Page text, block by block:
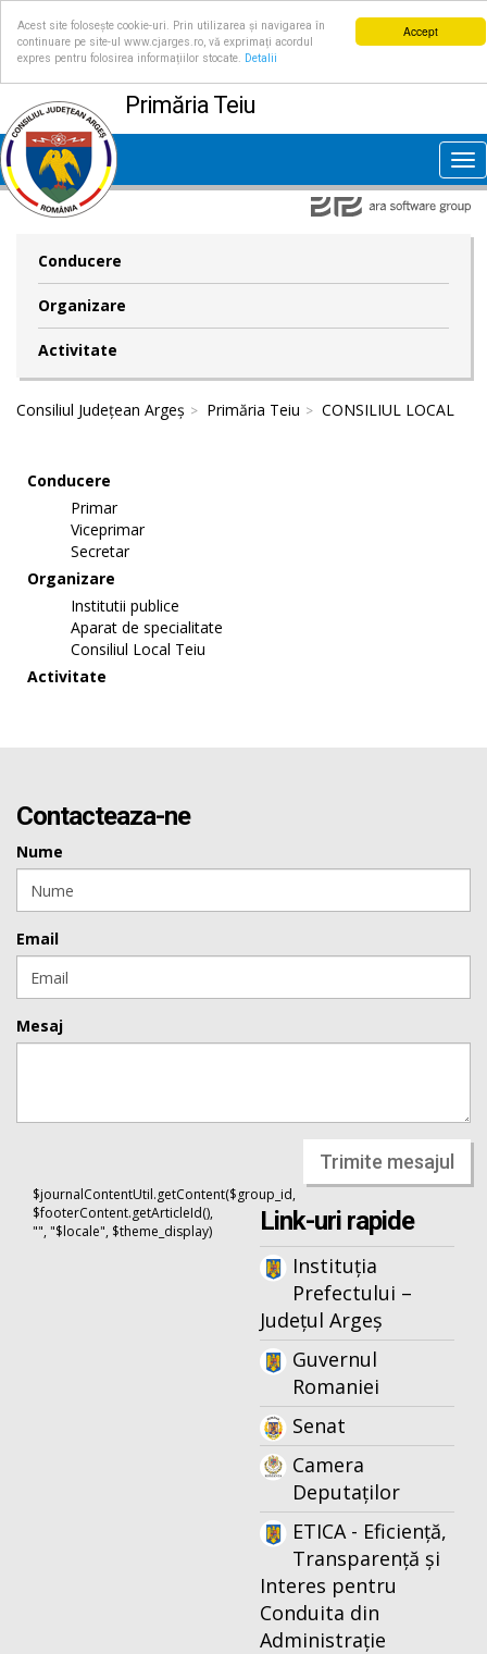
Accept
Acest site folosește cookie-uri. Prin utilizarea și navigarea în
continuare pe site-ul www.cjarges.ro, vă exprimați acordul
expres pentru folosirea informațiilor stocate.
Detalii
Primăria Teiu
Conducere
Organizare
Activitate
Consiliul Județean Argeș Primăria Teiu CONSILIUL LOCAL
Conducere
Primar
Viceprimar
Secretar
Organizare
Institutii publice
Aparat de specialitate
Consiliul Local Teiu
Activitate
Contacteaza-ne
Nume
Email
Mesaj
Trimite mesajul
$journalContentUtil.getContent($group_id,
$footerContent.getArticleId(),
"", "$locale", $theme_display)
Link-uri rapide
Instituția
Prefectului –
Județul Argeș
Guvernul
Romaniei
Senat
Camera
Deputaților
ETICA - Eficiență,
Transparență și
Interes pentru
Conduita din
Administrație